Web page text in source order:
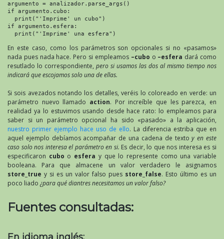
argumento = analizador.parse_args()
if argumento.cubo:
  print("'Imprime' un cubo")
if argumento.esfera:
  print("'Imprime' una esfera")
En este caso, como los parámetros son opcionales si no «pasamos»
nada pues nada hace. Pero si empleamos –cubo o –esfera dará como
resutlado lo correspondiente, pero si usamos las dos al mismo tiempo nos
indicará que escojamos solo una de ellas.
Si sois avezados notando los detalles, veréis lo coloreado en verde: un
parámetro nuevo llamado action. Por increíble que les parezca, en
realidad ya lo estuvimos usando desde hace rato: lo empleamos para
saber si un parámetro opcional ha sido «pasado» a la aplicación,
nuestro primer ejemplo hace uso de ello. La diferencia estriba que en
aquel ejemplo debíamos acompañar de una cadena de textoy en este
caso solo nos interesa el parámetro en si. Es decir, lo que nos interesa es si
especificaron cubo o esfera y que lo represente como una variable
booleana. Para que almacene un valor verdadero le asignamos
store_true y si es un valor falso pues store_false. Esto último es un
poco liado¿para qué diantres necesitamos un valor falso?
Fuentes consultadas: